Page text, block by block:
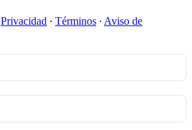
Privacidad ∙ Términos ∙ Aviso de